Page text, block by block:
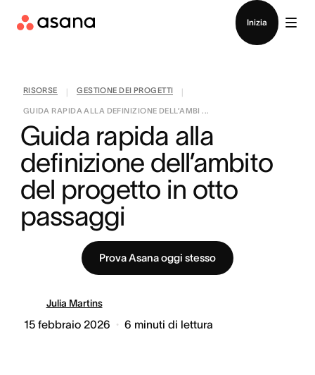
Inizia
RISORSE GESTIONE DEI PROGETTI
GUIDA RAPIDA ALLA DEFINIZIONE DELL’AMBI ...
Guida rapida alla
definizione dell’ambito
del progetto in otto
passaggi
Prova Asana oggi stesso
Julia Martins
15 febbraio 2026 6 minuti di lettura